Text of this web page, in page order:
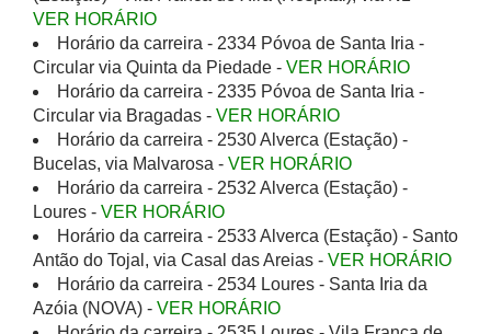
VER HORÁRIO
Horário da carreira - 2334 Póvoa de Santa Iria -
Circular via Quinta da Piedade - VER HORÁRIO
Horário da carreira - 2335 Póvoa de Santa Iria -
Circular via Bragadas - VER HORÁRIO
Horário da carreira - 2530 Alverca (Estação) -
Bucelas, via Malvarosa - VER HORÁRIO
Horário da carreira - 2532 Alverca (Estação) -
Loures - VER HORÁRIO
Horário da carreira - 2533 Alverca (Estação) - Santo
Antão do Tojal, via Casal das Areias - VER HORÁRIO
Horário da carreira - 2534 Loures - Santa Iria da
Azóia (NOVA) - VER HORÁRIO